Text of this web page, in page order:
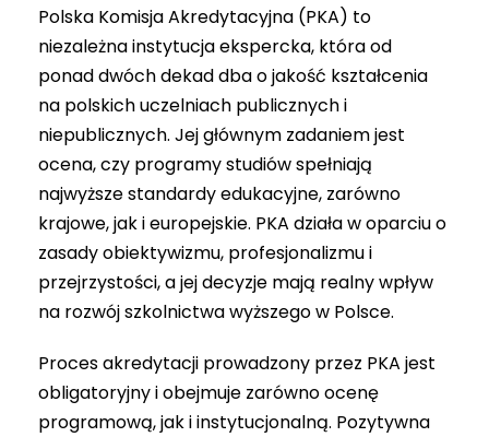
Polska Komisja Akredytacyjna (PKA) to
niezależna instytucja ekspercka, która od
ponad dwóch dekad dba o jakość kształcenia
na polskich uczelniach publicznych i
niepublicznych. Jej głównym zadaniem jest
ocena, czy programy studiów spełniają
najwyższe standardy edukacyjne, zarówno
krajowe, jak i europejskie. PKA działa w oparciu o
zasady obiektywizmu, profesjonalizmu i
przejrzystości, a jej decyzje mają realny wpływ
na rozwój szkolnictwa wyższego w Polsce.
Proces akredytacji prowadzony przez PKA jest
obligatoryjny i obejmuje zarówno ocenę
programową, jak i instytucjonalną. Pozytywna